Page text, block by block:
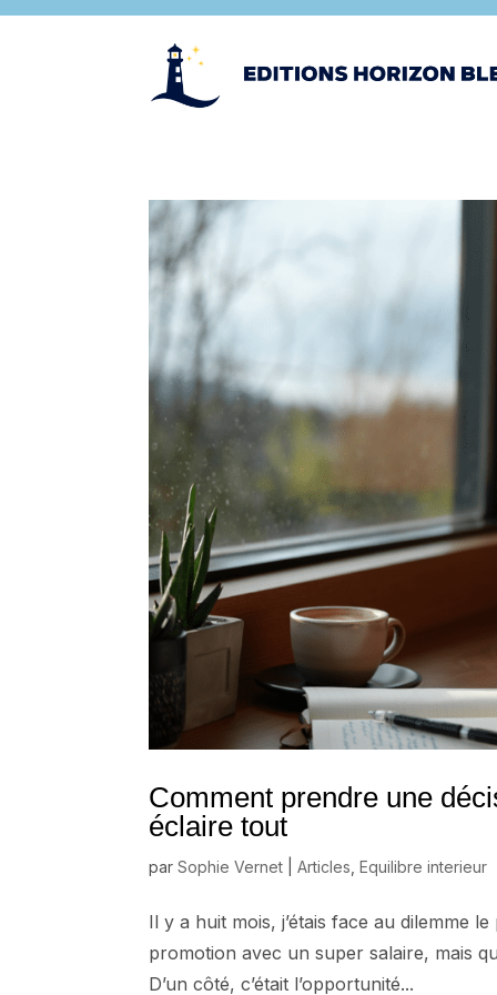
Comment prendre une
éclaire tout
parSophie Vernet |Articles ,Equilibre interieur
Il y a huit mois, j’étais face au dilemme
promotion avec un super salaire, mais
D’un côté, c’était l’opportunité...